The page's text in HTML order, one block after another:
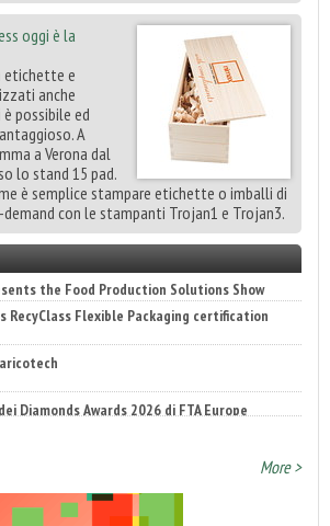
oggi è la
etichette e
anche
possibile ed
A
a Verona dal
lo stand 15 pad.
è semplice stampare etichette o imballi di
con le stampanti Trojan1 e Trojan3.
RecyClass Flexible Packaging certification
Diamonds Awards 2026 di FTA Europe
More >